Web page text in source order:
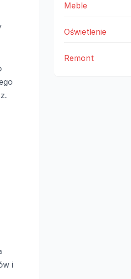
i
Meble
Oświetlenie
Remont